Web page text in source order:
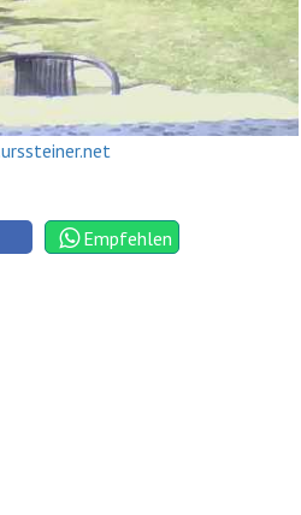
Empfehlen